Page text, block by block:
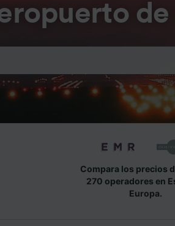
Compara los precios
270 operadores en
Europa.